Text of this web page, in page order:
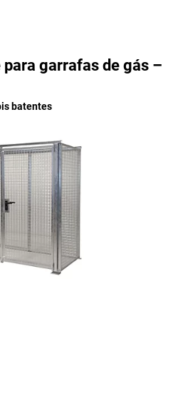
garrafas de gás –
batentes